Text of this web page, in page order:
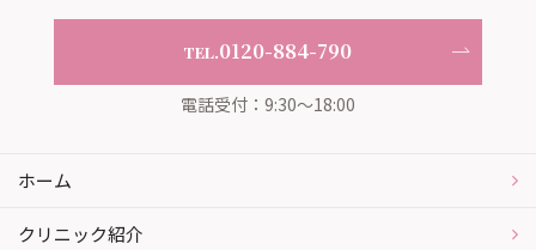
TEL.0120-884-790
電話受付：9:30～18:00
ホーム
クリニック紹介